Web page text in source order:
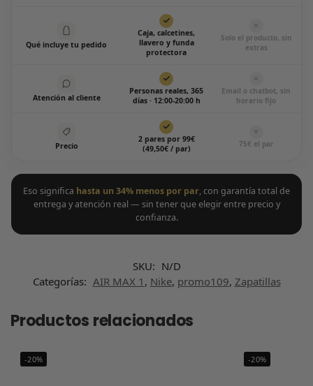
Qué incluye tu pedido
Caja, calcetines,
llavero y funda
protectora
Solo el producto, sin
extras
Atención al cliente
Personas reales, 365
días · 12:00-20:00 h
Email o chatbot, sin
horario fijo
Precio
2 pares por 99€
(49,50€ / par)
75€ el par
Eso significa hasta un 34% menos por par, con garantía total de
entrega y atención real — sin tener que elegir entre precio y
confianza.
SKU: N/D
Categorías: AIR MAX 1 , Nike, promo109, Zapatillas
Productos relacionados
-20% -20%